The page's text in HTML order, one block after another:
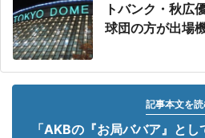
トバンク・秋広
球団の方が出場
記事本文を
「AKBの『お局ババア』と